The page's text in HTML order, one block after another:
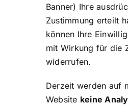
Banner) Ihre
Zustimmung erteilt
können Ihre
mit Wirkung für die
widerrufen.
Derzeit werden auf
Website keine